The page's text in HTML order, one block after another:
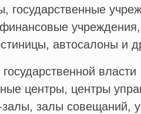
государственные
учреждения,
автосалоны и
власти
центры, центры
залы совещаний,